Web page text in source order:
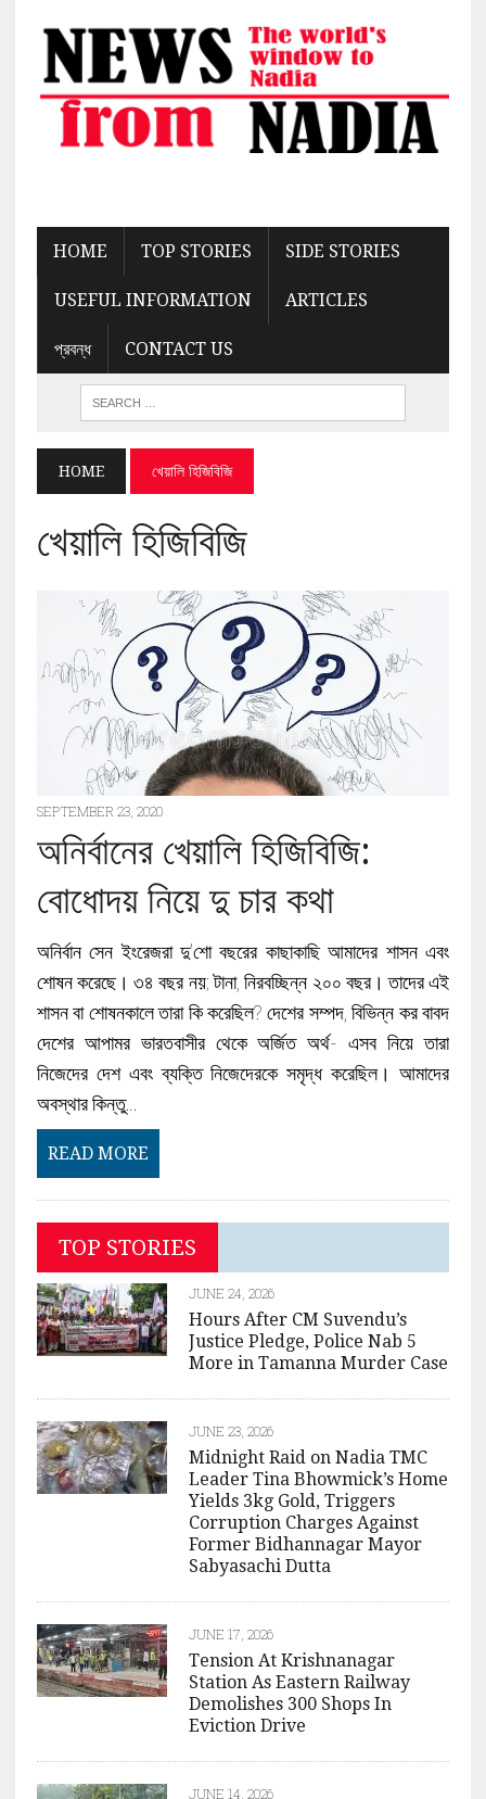
HOME TOP STORIES SIDE STORIES
USEFUL INFORMATION ARTICLES
প্রবন্ধ CONTACT US
HOME খেয়ালি হিজিবিজি
খেয়ালি হিজিবিজি
SEPTEMBER 23, 2020
অনির্বানের খেয়ালি হিজিবিজি:
বোধোদয় নিয়ে দু চার কথা
অনির্বান সেন ইংরেজরা দু’শো বছরের কাছাকাছি আমাদের শাসন এবং
শোষন করেছে। ৩৪ বছর নয়; টানা, নিরবচ্ছিন্ন ২০০ বছর। তাদের এই
শাসন বা শোষনকালে তারা কি করেছিল? দেশের সম্পদ, বিভিন্ন কর বাবদ
দেশের আপামর ভারতবাসীর থেকে অর্জিত অর্থ- এসব নিয়ে তারা
নিজেদের দেশ এবং ব্যক্তি নিজেদেরকে সমৃদ্ধ করেছিল। আমাদের
অবস্থার কিন্তু…
READ MORE
TOP STORIES
JUNE 24, 2026
Hours After CM Suvendu’s
Justice Pledge, Police Nab 5
More in Tamanna Murder Case
JUNE 23, 2026
Midnight Raid on Nadia TMC
Leader Tina Bhowmick’s Home
Yields 3kg Gold, Triggers
Corruption Charges Against
Former Bidhannagar Mayor
Sabyasachi Dutta
JUNE 17, 2026
Tension At Krishnanagar
Station As Eastern Railway
Demolishes 300 Shops In
Eviction Drive
JUNE 14, 2026